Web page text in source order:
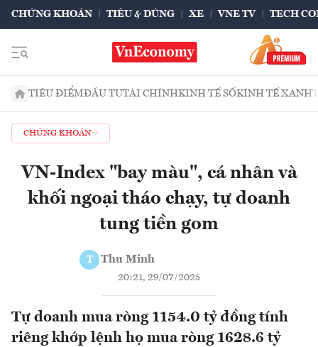
CHỨNG KHOÁN TIÊU & DÙNG XE VNE TV TECH
TIÊU ĐIỂMĐẦU TƯTÀI CHÍNHKINH TẾ SỐKINH TẾ XANH
CHỨNG KHOÁN
VN-Index "bay màu", cá nhân và
khối ngoại tháo chạy, tự doanh
tung tiền gom
T Thu Minh
20:21, 29/07/2025
Tự doanh mua ròng 1154.0 tỷ đồng tính
riêng khớp lệnh họ mua ròng 1628.6 tỷ